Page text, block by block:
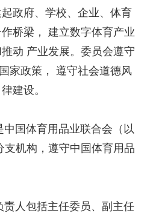
政府、学校、企业、体育
桥梁， 建立数字体育产业
动 产业发展。委员会遵守
家政策， 遵守社会道德风
建设。
体育用品业联合会（以
支机构，遵守中国体育用品
人包括主任委员、副主任